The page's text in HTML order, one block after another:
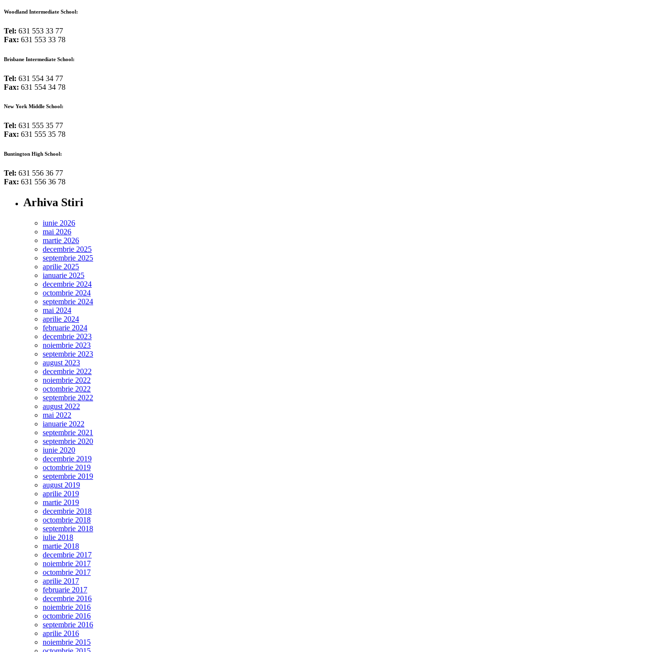
Woodland Intermediate School:
Tel: 631 553 33 77
Fax: 631 553 33 78
Brisbane Intermediate School:
Tel: 631 554 34 77
Fax: 631 554 34 78
New York Middle School:
Tel: 631 555 35 77
Fax: 631 555 35 78
Buntington High School:
Tel: 631 556 36 77
Fax: 631 556 36 78
Arhiva Stiri
iunie 2026
mai 2026
martie 2026
decembrie 2025
septembrie 2025
aprilie 2025
ianuarie 2025
decembrie 2024
octombrie 2024
septembrie 2024
mai 2024
aprilie 2024
februarie 2024
decembrie 2023
noiembrie 2023
septembrie 2023
august 2023
decembrie 2022
noiembrie 2022
octombrie 2022
septembrie 2022
august 2022
mai 2022
ianuarie 2022
septembrie 2021
septembrie 2020
iunie 2020
decembrie 2019
octombrie 2019
septembrie 2019
august 2019
aprilie 2019
martie 2019
decembrie 2018
octombrie 2018
septembrie 2018
iulie 2018
martie 2018
decembrie 2017
noiembrie 2017
octombrie 2017
aprilie 2017
februarie 2017
decembrie 2016
noiembrie 2016
octombrie 2016
septembrie 2016
aprilie 2016
noiembrie 2015